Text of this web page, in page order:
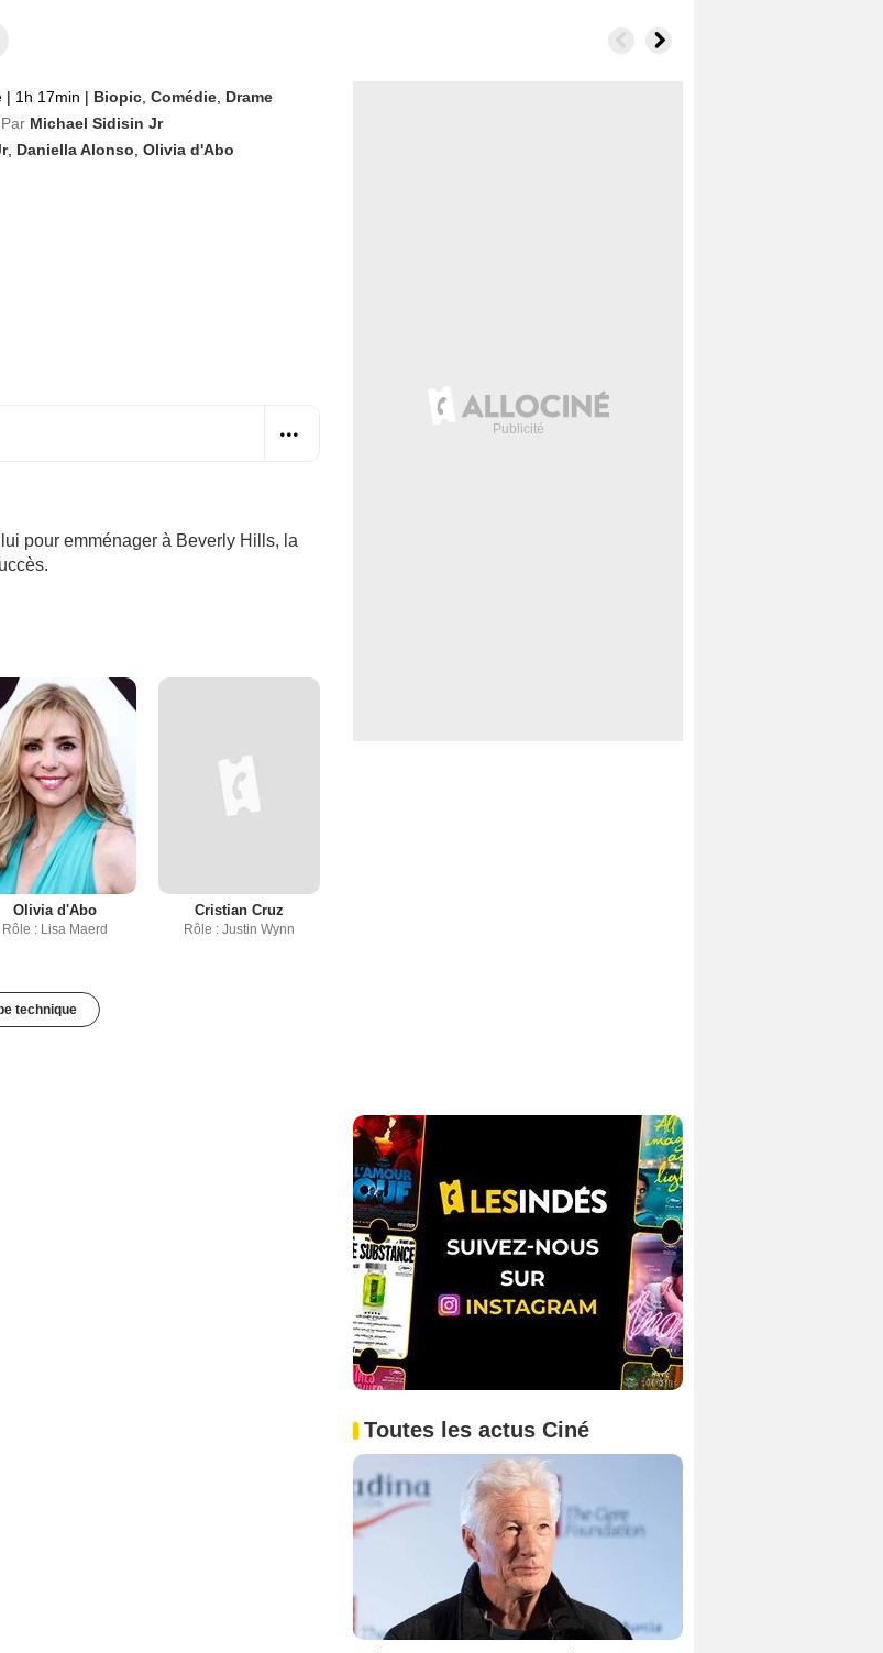
| 1h 17min | Biopic Comédie Drame
Par Michael Sidisin Jr
, Daniella Alonso Olivia d'Abo
pour emménager à Beverly Hills, la
Olivia d'Abo
Rôle : Lisa Maerd
Cristian Cruz
Rôle : Justin Wynn
technique
Toutes les actus Ciné